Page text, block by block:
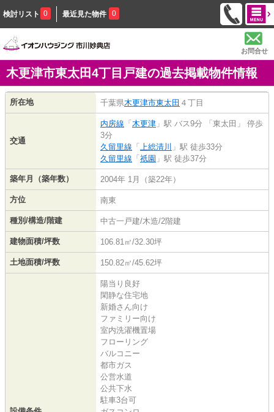
検討リスト 0 最近見た物件 0
お問合せ
木更津市東太田4丁目戸建の過去掲載物件情報
所在地 千葉県木更津市東太田 ４丁目
交通
内房線 「 木更津 」駅 バス9分 「東太田」 停歩
3分
久留里線 「 上総清川 」駅 徒歩33分
久留里線 「 祇園 」駅 徒歩37分
築年月（築年数） 2004年 1月（築22年）
方位 南東
種別/構造/階建 中古一戸建/木造/2階建
建物面積/坪数 106.81㎡/32.30坪
土地面積/坪数 150.82㎡/45.62坪
陽当り良好
閑静な住宅地
新婚さん向け
ファミリー向け
室内洗濯機置場
フローリング
バルコニー
都市ガス
公営水道
公共下水
駐車3台可